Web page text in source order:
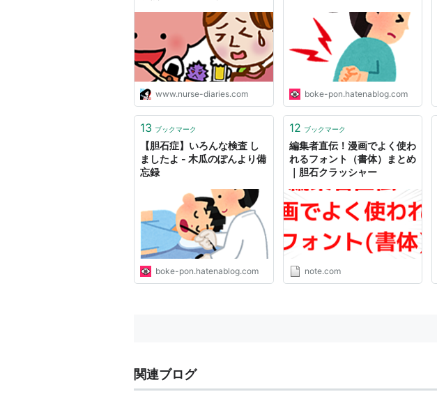
www.nurse-diaries.com boke-pon.hatenablog.com
13 ブックマーク
【胆石症】いろんな検査 し
ましたよ - 木瓜のぽんより備
忘録
boke-pon.hatenablog.com
12 ブックマーク
編集者直伝！漫画でよく使わ
れるフォント（書体）まとめ
｜胆石クラッシャー
note.com
関連ブログ